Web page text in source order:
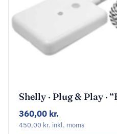
Shelly · Plug & Play ·
Wasserleckag
360,00 kr.
450,00 kr. inkl. moms